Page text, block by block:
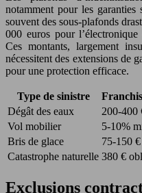
notamment pour les
souvent des sous-plafonds
000 euros pour
Ces montants, largement
nécessitent des extensions de
pour une protection efficace.
Type de sinistre
Dégât des eaux
200-400
Vol mobilier
5-10%
Bris de glace
75-150 €
Catastrophe naturelle 380 €
Exclusions